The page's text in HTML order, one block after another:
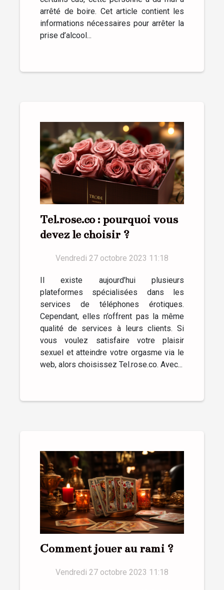
arrêté de boire. Cet article contient les
informations nécessaires pour arrêter la
prise d’alcool...
Tel.rose.co : pourquoi vous
devez le choisir ?
Vendredi 27 octobre 2023 11:18
Il existe aujourd’hui plusieurs
plateformes spécialisées dans les
services de téléphones érotiques.
Cependant, elles n’offrent pas la même
qualité de services à leurs clients. Si
vous voulez satisfaire votre plaisir
sexuel et atteindre votre orgasme via le
web, alors choisissez Tel.rose.co. Avec...
Comment jouer au rami ?
Vendredi 27 octobre 2023 11:18